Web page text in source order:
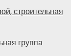
строительная
группа